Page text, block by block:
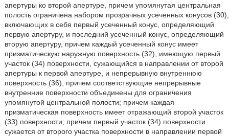
апертуры ко второй апертуре, причем упомянутая центральная
полость ограничена набором прозрачных усеченных конусов (30),
включающих в себя первый усеченный конус, определяющий
первую апертуру, и последний усеченный конус, определяющий
вторую апертуру, причем каждый усеченный конус имеет
призматическую наружную поверхность (32), имеющую первый
участок (34) поверхности, сужающийся в направлении от второй
апертуры к первой апертуре, и непрерывную внутреннюю
поверхность (36), причем соответствующие непрерывные
внутренние поверхности объединены для ограничения
упомянутой центральной полости; причем каждая
призматическая поверхность имеет отражающий второй участок
(33) поверхности; причем первый участок (34) поверхности
сужается от второго участка поверхности в направлении первой